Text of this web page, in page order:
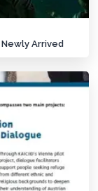
Arrived